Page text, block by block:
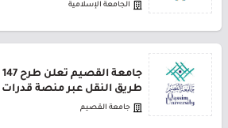
الجامعة الإسلامية
طريق النقل عبر منصة قدرات
جامعة القصيم